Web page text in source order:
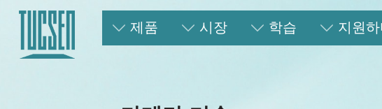
제품 시장 학습 지원